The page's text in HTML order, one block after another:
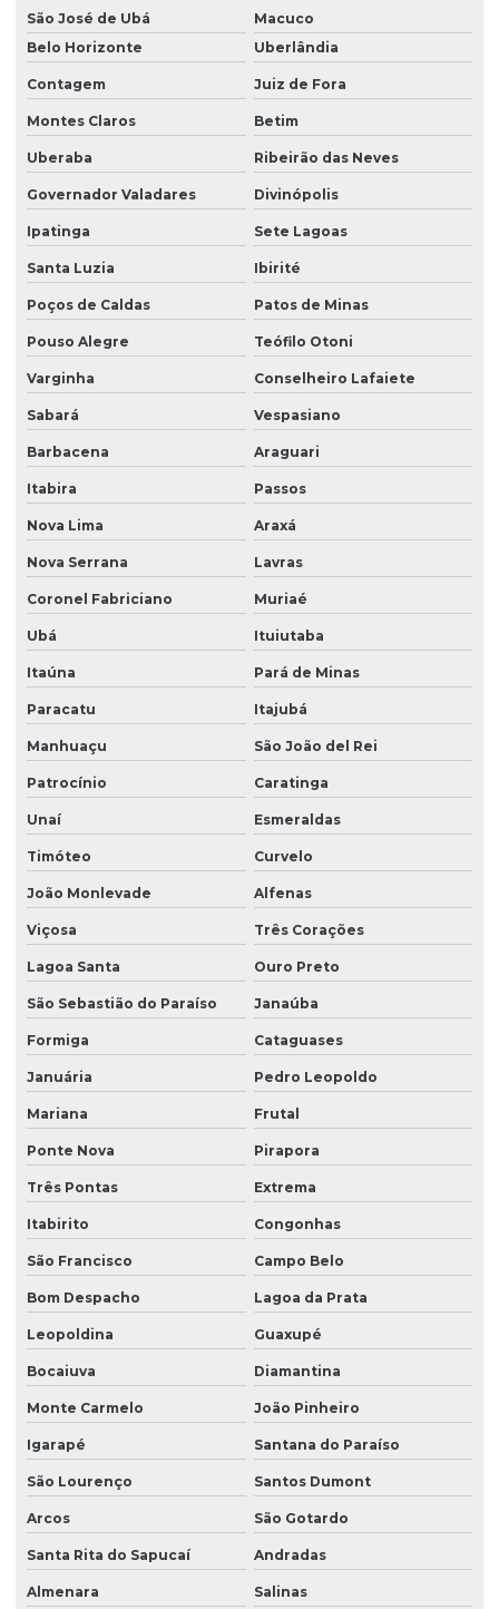
São José de Ubá
Macuco
Belo Horizonte
Uberlândia
Contagem Juiz de Fora
Montes Claros Betim
Uberaba Ribeirão das Neves
Governador Valadares Divinópolis
Ipatinga Sete Lagoas
Santa Luzia Ibirité
Poços de Caldas Patos de Minas
Pouso Alegre Teófilo Otoni
Varginha Conselheiro Lafaiete
Sabará Vespasiano
Barbacena Araguari
Itabira Passos
Nova Lima Araxá
Nova Serrana Lavras
Coronel Fabriciano Muriaé
Ubá Ituiutaba
Itaúna Pará de Minas
Paracatu Itajubá
Manhuaçu São João del Rei
Patrocínio Caratinga
Unaí Esmeraldas
Timóteo Curvelo
João Monlevade Alfenas
Viçosa Três Corações
Lagoa Santa Ouro Preto
São Sebastião do Paraíso Janaúba
Formiga Cataguases
Januária Pedro Leopoldo
Mariana Frutal
Ponte Nova Pirapora
Três Pontas Extrema
Itabirito Congonhas
São Francisco Campo Belo
Bom Despacho Lagoa da Prata
Leopoldina Guaxupé
Bocaiuva Diamantina
Monte Carmelo João Pinheiro
Igarapé Santana do Paraíso
São Lourenço Santos Dumont
Arcos São Gotardo
Santa Rita do Sapucaí Andradas
Almenara Salinas